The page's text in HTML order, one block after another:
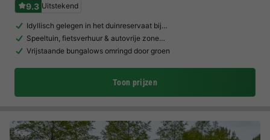
9.3 Uitstekend
Idyllisch gelegen in het duinreservaat bij…
Speeltuin, fietsverhuur & autovrije zone…
Vrijstaande bungalows omringd door groen
Toon prijzen